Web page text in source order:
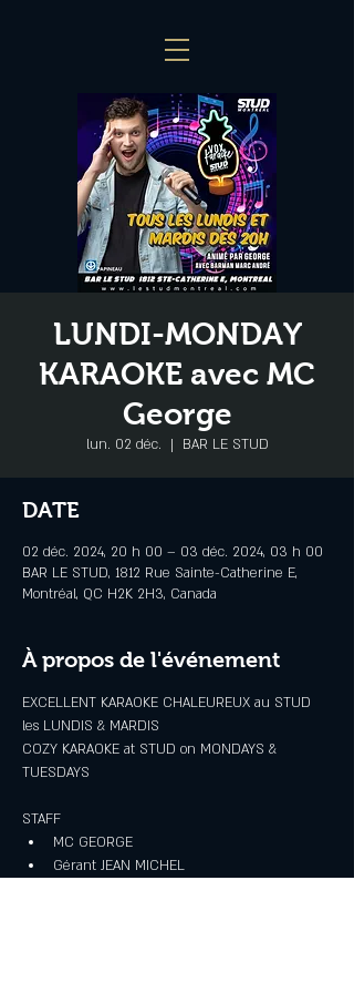
LUNDI-MONDAY
KARAOKE avec MC
George
lun. 02 déc.
  |
BAR LE STUD
DATE
02 déc. 2024, 20 h 00 – 03 déc. 2024, 03 h 00
BAR LE STUD, 1812 Rue Sainte-Catherine E,
Montréal, QC H2K 2H3, Canada
À propos de l'événement
EXCELLENT KARAOKE CHALEUREUX au STUD
les LUNDIS & MARDIS
COZY KARAOKE at STUD on MONDAYS &
TUESDAYS
STAFF
MC GEORGE
Gérant JEAN MICHEL